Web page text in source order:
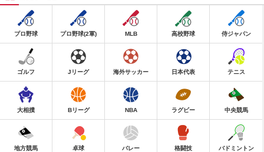
プロ野球 プロ野球(2軍) MLB 高校野球 侍ジャパン
ゴルフ Jリーグ 海外サッカー 日本代表 テニス
大相撲 Bリーグ NBA ラグビー 中央競馬
地方競馬 卓球 バレー 格闘技 バドミントン